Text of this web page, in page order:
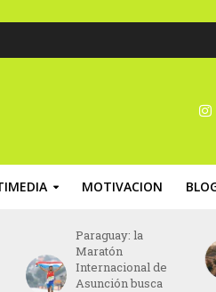
MOTIVACION
Chile: la Fedachi
Marathon finalizará
en el Estadio
Nacional de Chile